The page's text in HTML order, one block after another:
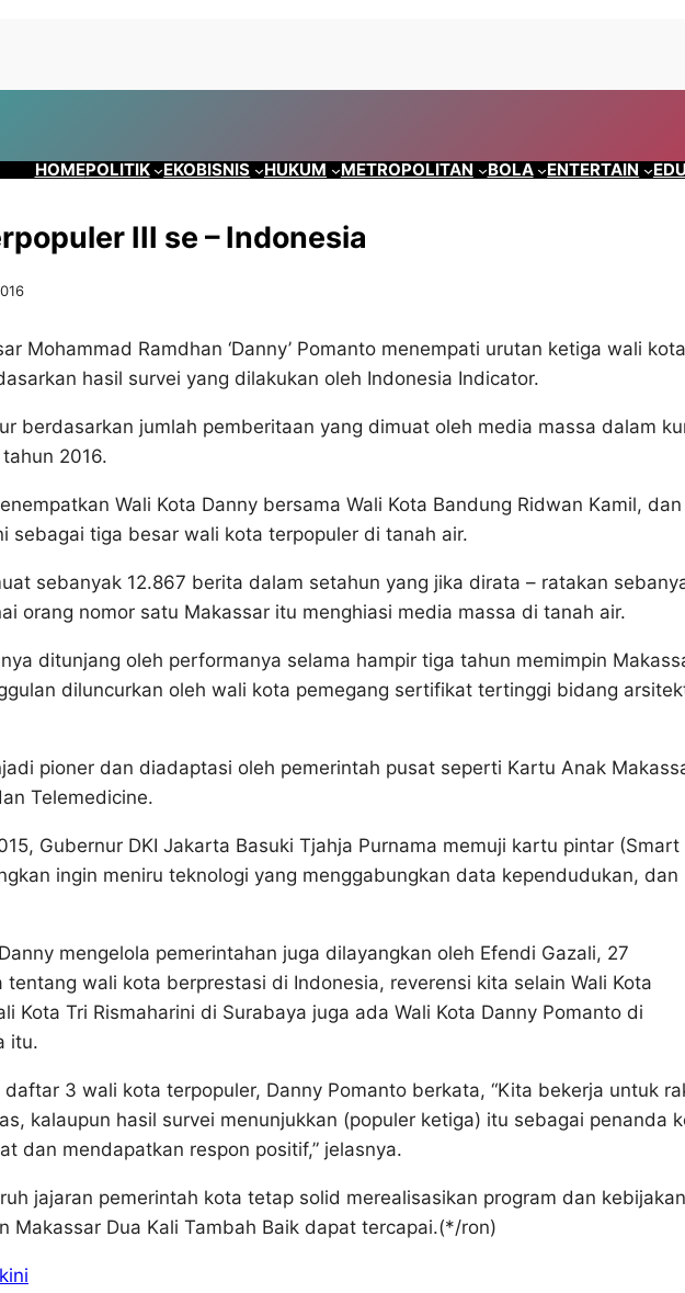
HOMEPOLITIK EKOBISNIS HUKUM METROPOLITAN BOLA ENTERTAIN
III se – Indonesia
Mohammad Ramdhan ‘Danny’ Pomanto menempati urutan ketiga wali kota
hasil survei yang dilakukan oleh Indonesia Indicator.
berdasarkan jumlah pemberitaan yang dimuat oleh media massa dalam
2016.
Wali Kota Danny bersama Wali Kota Bandung Ridwan Kamil, dan
sebagai tiga besar wali kota terpopuler di tanah air.
sebanyak 12.867 berita dalam setahun yang jika dirata – ratakan
orang nomor satu Makassar itu menghiasi media massa di tanah air.
ditunjang oleh performanya selama hampir tiga tahun memimpin
diluncurkan oleh wali kota pemegang sertifikat tertinggi bidang
pioner dan diadaptasi oleh pemerintah pusat seperti Kartu Anak
Telemedicine.
Gubernur DKI Jakarta Basuki Tjahja Purnama memuji kartu pintar (Smart
ingin meniru teknologi yang menggabungkan data kependudukan, dan
mengelola pemerintahan juga dilayangkan oleh Efendi Gazali, 27
tentang wali kota berprestasi di Indonesia, reverensi kita selain Wali Kota
Kota Tri Rismaharini di Surabaya juga ada Wali Kota Danny Pomanto di
itu.
3 wali kota terpopuler, Danny Pomanto berkata, “Kita bekerja untuk
kalaupun hasil survei menunjukkan (populer ketiga) itu sebagai penanda
dan mendapatkan respon positif,” jelasnya.
jajaran pemerintah kota tetap solid merealisasikan program dan kebijakan
Makassar Dua Kali Tambah Baik dapat tercapai.(*/ron)